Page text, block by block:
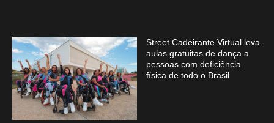
Street Cadeirante Virtual leva
aulas gratuitas de dança a
pessoas com deficiência
física de todo o Brasil